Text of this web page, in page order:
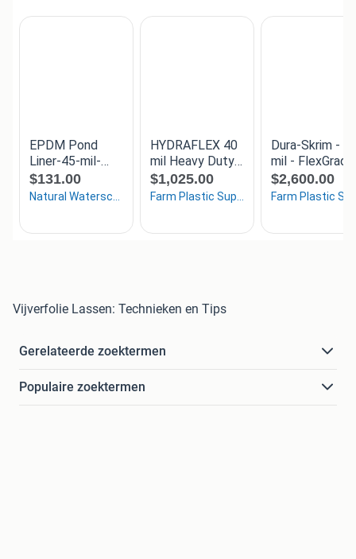
Vijverfolie Lassen: Technieken en Tips
Gerelateerde zoektermen
Populaire zoektermen